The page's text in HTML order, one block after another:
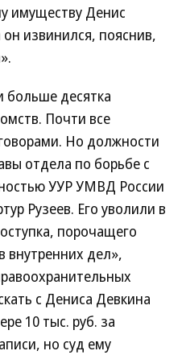
имуществу Денис
извинился, пояснив,
больше десятка
Почти все
Но должности
отдела по борьбе с
УУР УМВД России
Рузеев. Его уволили в
порочащего
внутренних дел»,
с Дениса Девкина
10 тыс. руб. за
но суд ему